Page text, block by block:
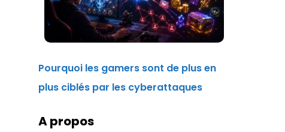
Pourquoi les gamers sont de plus en
plus ciblés par les cyberattaques
A propos